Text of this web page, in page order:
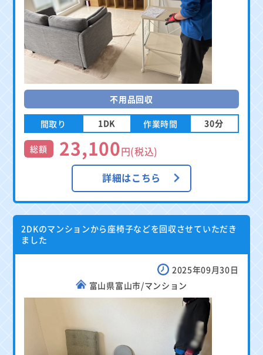
不用品回収
間取り 1DK 作業時間 30分
総額 23,100円(税込)
詳細はこちら
2DKのマンションから座椅子などを回収させていただき
ました
2025年09月30日
富山県富山市/マンション